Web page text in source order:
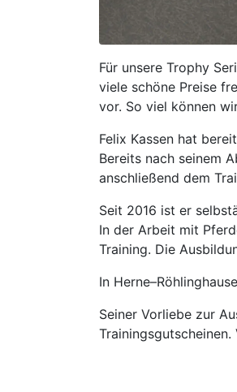
Für unsere Trophy
viele schöne Preise
vor. So viel können
Felix Kassen hat
Bereits nach seinem
anschließend dem
Seit 2016 ist er
In der Arbeit mit
Training. Die
In
Seiner Vorliebe zur